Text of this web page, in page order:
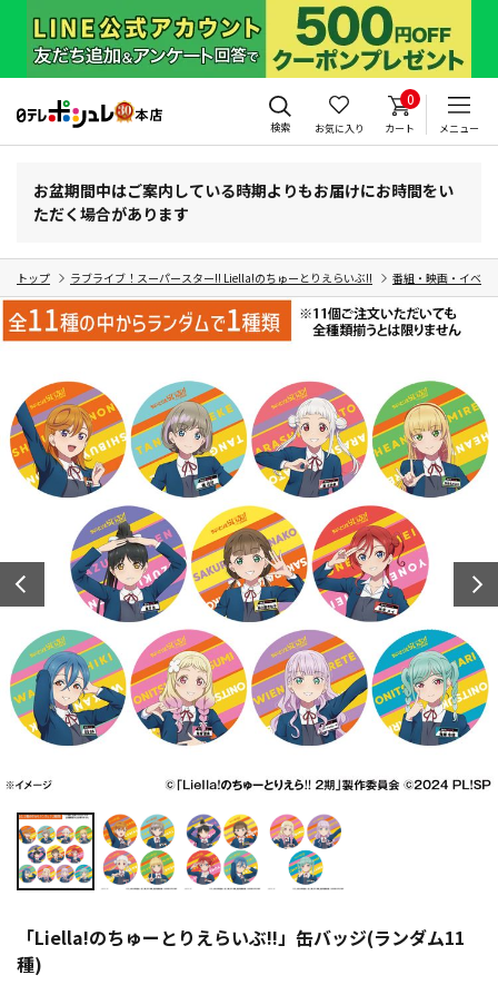
検索 お気に入り
0
カート メニュー
お盆期間中はご案内している時期よりもお届けにお時間をい
ただく場合があります
トップ ラブライブ！スーパースター!! Liella!のちゅーとりえらいぶ!! 番組・映画・イベン
「Liella!のちゅーとりえらいぶ!!」缶バッジ(ランダム11
種)